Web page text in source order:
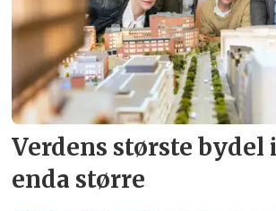
Verdens største bydel
enda større